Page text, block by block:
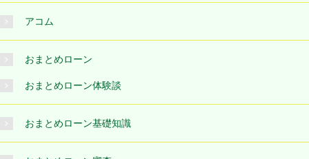
アコム
おまとめローン
おまとめローン体験談
おまとめローン基礎知識